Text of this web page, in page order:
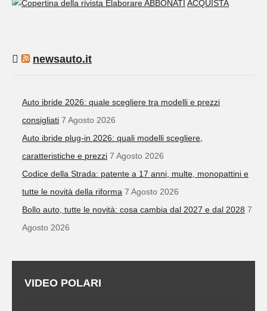
ABBONATI ACQUISTA
newsauto.it
Auto ibride 2026: quale scegliere tra modelli e prezzi
consigliati 7 Agosto 2026
Auto ibride plug-in 2026: quali modelli scegliere,
caratteristiche e prezzi 7 Agosto 2026
Codice della Strada: patente a 17 anni, multe, monopattini e
tutte le novità della riforma 7 Agosto 2026
Bollo auto, tutte le novità: cosa cambia dal 2027 e dal 2028 7
Agosto 2026
VIDEO POLARI